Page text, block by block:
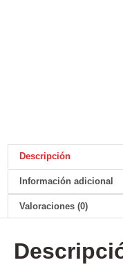
Descripción
Información adicional
Valoraciones (0)